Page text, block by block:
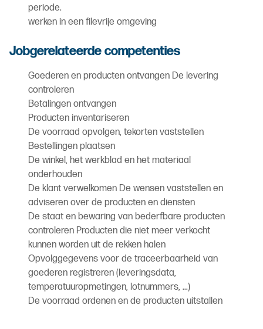
periode.
werken in een filevrije omgeving
Jobgerelateerde competenties
Goederen en producten ontvangen De levering
controleren
Betalingen ontvangen
Producten inventariseren
De voorraad opvolgen, tekorten vaststellen
Bestellingen plaatsen
De winkel, het werkblad en het materiaal
onderhouden
De klant verwelkomen De wensen vaststellen en
adviseren over de producten en diensten
De staat en bewaring van bederfbare producten
controleren Producten die niet meer verkocht
kunnen worden uit de rekken halen
Opvolggegevens voor de traceerbaarheid van
goederen registreren (leveringsdata,
temperatuuropmetingen, lotnummers, ...)
De voorraad ordenen en de producten uitstallen